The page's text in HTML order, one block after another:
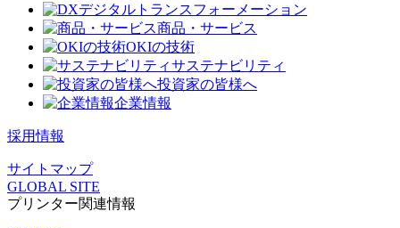
デジタルトランスフォーメーション
商品・サービス
OKIの技術
サステナビリティ
投資家の皆様へ
企業情報
採用情報
サイトマップ
GLOBAL SITE
プリンター関連情報